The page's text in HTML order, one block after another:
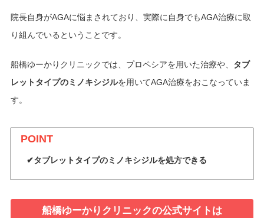
院長自身がAGAに悩まされており、実際に自身でもAGA治療に取
り組んでいるということです。
船橋ゆーかりクリニックでは、プロペシアを用いた治療や、 タブ
レットタイプのミノキシジルを用いてAGA治療をおこなっていま
す。
POINT
✔タブレットタイプのミノキシジルを処方できる
船橋ゆーかりクリニックの公式サイトは